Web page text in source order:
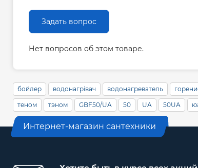
Задать вопрос
Нет вопросов об этом товаре.
бойлер водонагрівач водонагреватель
теном тэном GBF50/UA 50 UA 50UA
Интернет-магазин сантехники